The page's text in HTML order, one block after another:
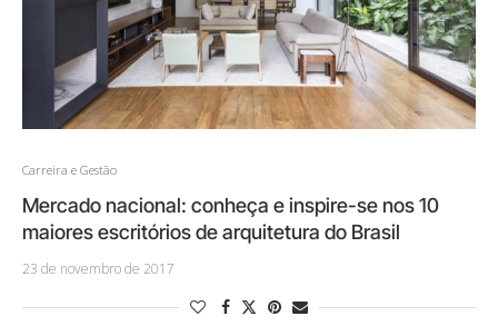
Carreira e Gestão
Mercado nacional: conheça e inspire-se nos 10
maiores escritórios de arquitetura do Brasil
23 de novembro de 2017